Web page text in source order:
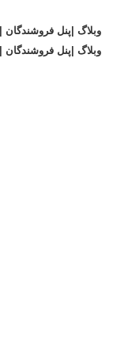
وبلاگ | پنل فروشندگان |
وبلاگ | پنل فروشندگان |